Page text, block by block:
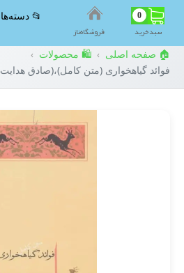
0
سبد‌خرید فروشگاه‌ناز
📂 دسته‌ها
🏠 صفحه اصلی › 🛍️ محصولات ›
فوائد گیاهخواری (متن کامل)،(صادق هدایت 6)